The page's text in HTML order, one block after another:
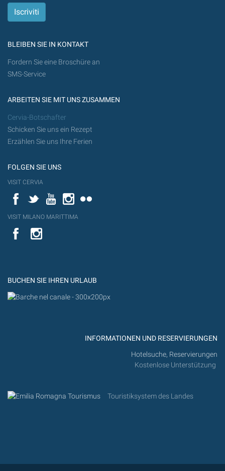
BLEIBEN SIE IN KONTAKT
Fordern Sie eine Broschüre an
SMS-Service
ARBEITEN SIE MIT UNS ZUSAMMEN
Cervia-Botschafter
Schicken Sie uns ein Rezept
Erzählen Sie uns Ihre Ferien
FOLGEN SIE UNS
VISIT CERVIA
FacebookTwitterYouTubeInstagram
VISIT MILANO MARITTIMA
YouTube
BUCHEN SIE IHREN URLAUB
INFORMATIONEN UND RESERVIERUNGEN
Hotelsuche, Reservierungen
Kostenlose Unterstützung
Touristiksystem des Landes